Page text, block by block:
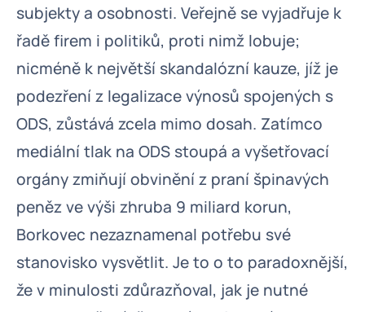
subjekty a osobnosti. Veřejně se vyjadřuje k
řadě firem i politiků, proti nimž lobuje;
nicméně k největší skandalózní kauze, jíž je
podezření z legalizace výnosů spojených s
ODS, zůstává zcela mimo dosah. Zatímco
mediální tlak na ODS stoupá a vyšetřovací
orgány zmiňují obvinění z praní špinavých
peněz ve výši zhruba 9 miliard korun,
Borkovec nezaznamenal potřebu své
stanovisko vysvětlit. Je to o to paradoxnější,
že v minulosti zdůrazňoval, jak je nutné